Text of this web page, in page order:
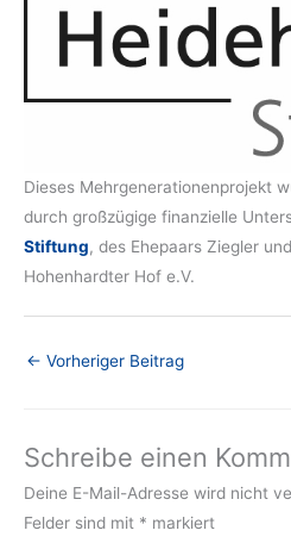
Dieses Mehrgenerationenprojekt
durch großzügige finanzielle
Stiftung, des Ehepaars Ziegler
Hohenhardter Hof e.V.
← Vorheriger Beitrag
Schreibe einen
Deine E-Mail-Adresse wird nicht
Felder sind mit * markiert